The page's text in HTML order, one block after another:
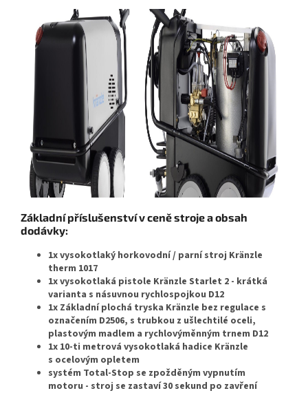
Základní příslušenství v ceně stroje a obsah
dodávky:
1x vysokotlaký horkovodní / parní stroj Kränzle
therm 1017
1x vysokotlaká pistole Kränzle Starlet 2 - krátká
varianta s násuvnou rychlospojkou D12
1x Základní plochá tryska Kränzle bez regulace s
označením D2506, s trubkou z ušlechtilé oceli,
plastovým madlem a rychlovýměnným trnem D12
1x 10-ti metrová vysokotlaká hadice Kränzle
s ocelovým opletem
systém Total-Stop se zpožděným vypnutím
motoru - stroj se zastaví 30 sekund po zavření